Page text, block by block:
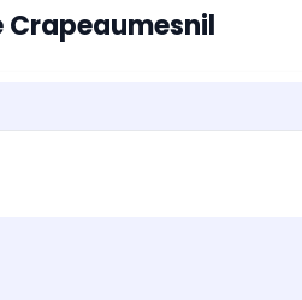
Crapeaumesnil